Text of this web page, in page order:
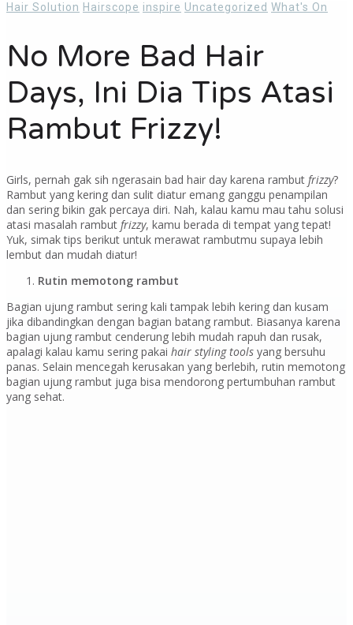
Hair Solution Hairscope inspire Uncategorized What's On
No More Bad Hair
Days, Ini Dia Tips Atasi
Rambut Frizzy!
Girls, pernah gak sih ngerasain bad hair day karena rambut frizzy?
Rambut yang kering dan sulit diatur emang ganggu penampilan
dan sering bikin gak percaya diri. Nah, kalau kamu mau tahu solusi
atasi masalah rambut frizzy, kamu berada di tempat yang tepat!
Yuk, simak tips berikut untuk merawat rambutmu supaya lebih
lembut dan mudah diatur!
Rutin memotong rambut
Bagian ujung rambut sering kali tampak lebih kering dan kusam
jika dibandingkan dengan bagian batang rambut. Biasanya karena
bagian ujung rambut cenderung lebih mudah rapuh dan rusak,
apalagi kalau kamu sering pakai hair styling tools yang bersuhu
panas. Selain mencegah kerusakan yang berlebih, rutin memotong
bagian ujung rambut juga bisa mendorong pertumbuhan rambut
yang sehat.